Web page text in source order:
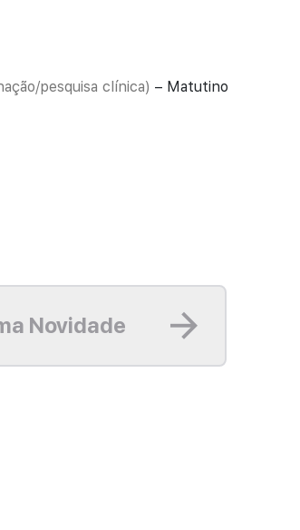
pesquisa clínica) – Matutino
Novidade